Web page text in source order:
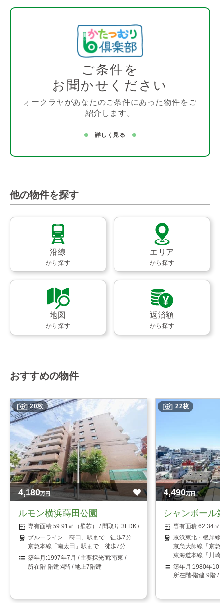
ご条件を
お聞かせください
オークラヤがあなたのご条件にあった物件をご
紹介します。
詳しく見る
他の物件を探す
沿線
から探す
エリア
から探す
地図
から探す
返済額
から探す
おすすめの物件
20枚
4,180万円
ルモン横浜蒔田公園
59.91㎡（壁芯）
3LDK
ブルーライン「蒔田」駅まで 徒歩7分
京急本線「南太田」駅まで 徒歩7分
1997年7月
南東
4階 / 地上7階建
22枚
4,490万円
シャンボール
62.34
京浜東北・根岸
京急大師線「京
東海道本線「川
1980年10
9階 /